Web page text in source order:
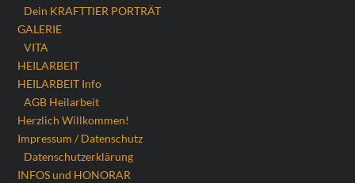
Dein KRAFTTIER PORTRÄT
GALERIE
VITA
HEILARBEIT
HEILARBEIT Info
AGB Heilarbeit
Herzlich Willkommen!
Impressum / Datenschutz
Datenschutzerklärung
INFOS und HONORAR